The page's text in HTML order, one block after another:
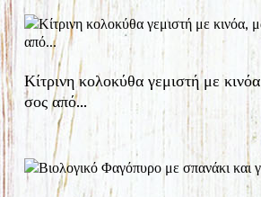
Κίτρινη κολοκύθα γεμιστή με
σος από…